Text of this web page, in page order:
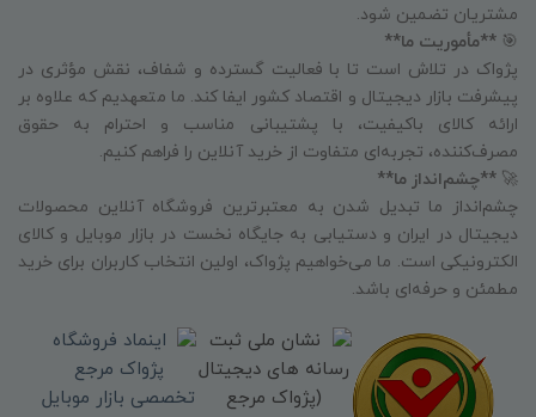
مشتریان تضمین شود.
🎯 **مأموریت ما**
پژواک در تلاش است تا با فعالیت گسترده و شفاف، نقش مؤثری در
پیشرفت بازار دیجیتال و اقتصاد کشور ایفا کند. ما متعهدیم که علاوه بر
ارائه کالای باکیفیت، با پشتیبانی مناسب و احترام به حقوق
مصرف‌کننده، تجربه‌ای متفاوت از خرید آنلاین را فراهم کنیم.
🚀 **چشم‌انداز ما**
چشم‌انداز ما تبدیل شدن به معتبرترین فروشگاه آنلاین محصولات
دیجیتال در ایران و دستیابی به جایگاه نخست در بازار موبایل و کالای
الکترونیکی است. ما می‌خواهیم پژواک، اولین انتخاب کاربران برای خرید
مطمئن و حرفه‌ای باشد.